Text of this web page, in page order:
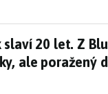
slaví 20 let. Z
slaví 20 let. Z
ale poražený